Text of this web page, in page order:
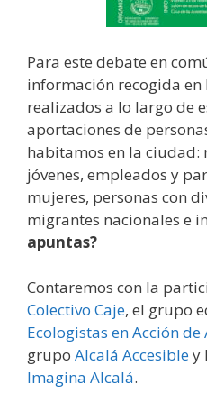
Para este debate en
información recogida en
realizados a lo largo de
aportaciones de
habitamos en la ciudad:
jóvenes, empleados y
mujeres, personas con
migrantes nacionales e
apuntas?
Contaremos con la
Colectivo Caje, el grupo
Ecologistas en Acción
grupo Alcalá Accesibley
Imagina Alcalá.